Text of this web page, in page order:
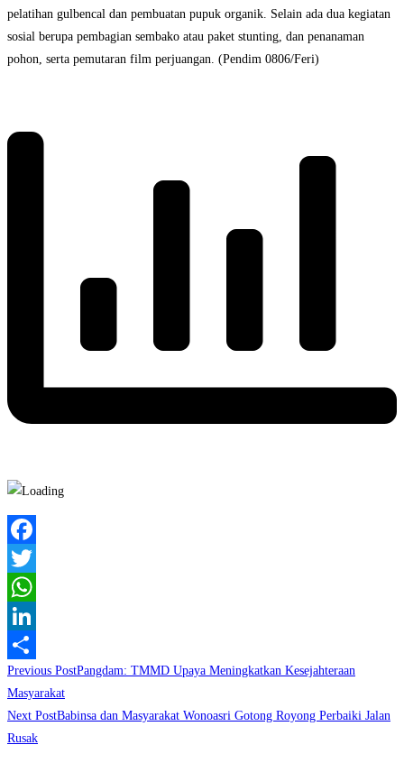
pelatihan gulbencal dan pembuatan pupuk organik. Selain ada dua kegiatan
sosial berupa pembagian sembako atau paket stunting, dan penanaman
pohon, serta pemutaran film perjuangan. (Pendim 0806/Feri)
Facebook
Twitter
WhatsApp
LinkedIn
Share
Read
more
articles
Previous PostPangdam: TMMD Upaya Meningkatkan Kesejahteraan
Masyarakat
Next PostBabinsa dan Masyarakat Wonoasri Gotong Royong Perbaiki Jalan
Rusak